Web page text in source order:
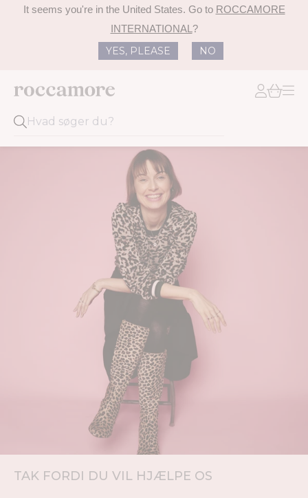
It seems you're in the United States. Go to ROCCAMORE
INTERNATIONAL ?
YES, PLEASE NO
TAK FORDI DU VIL HJÆLPE OS